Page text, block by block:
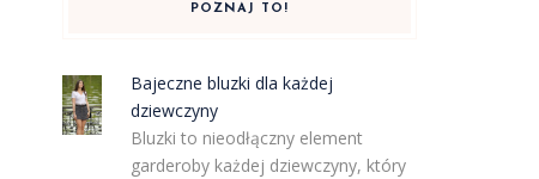
POZNAJ TO!
Bajeczne bluzki dla każdej
dziewczyny
Bluzki to nieodłączny element
garderoby każdej dziewczyny, który